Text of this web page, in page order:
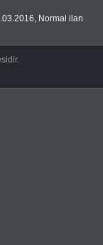
, Normal ilan